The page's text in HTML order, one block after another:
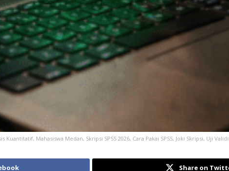
Kuantitatif, Mahasiswa Medan, Skripsi SPSS 2026, Cara Pakai SPSS, Joki Skripsi, Uji
Share on